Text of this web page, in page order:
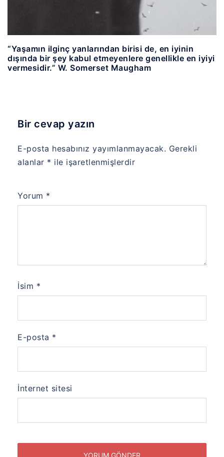
“Yaşamın ilginç yanlarından birisi de, en iyinin
dışında bir şey kabul etmeyenlere genellikle en iyiyi
vermesidir.” W. Somerset Maugham
Bir cevap yazın
E-posta hesabınız yayımlanmayacak. Gerekli
alanlar * ile işaretlenmişlerdir
Yorum *
İsim *
E-posta *
İnternet sitesi